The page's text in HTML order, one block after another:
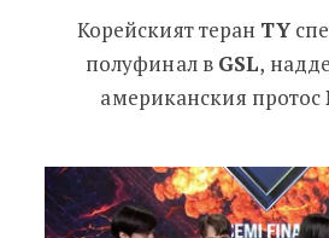
TY достигна финала
Корейският теран TY
полуфинал в GSL,
американския протос